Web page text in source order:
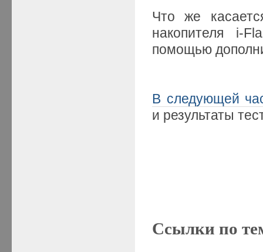
Что же
накопителя i-
помощью
В следующей
и результаты
Ссылки по